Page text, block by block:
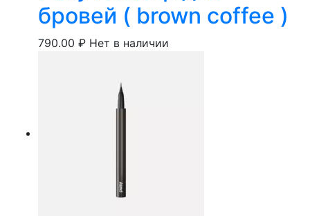
бровей ( brown coffee )
790.00 ₽ Нет в наличии